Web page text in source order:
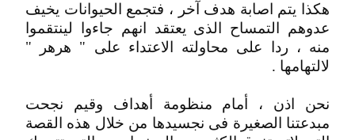
هكذا يتم اصابة هدف آخر ، فتجمع الحيوانات يخيف
عدوهم التمساح الذى يعتقد انهم جاءوا لينتقموا
منه ، ردا على محاولته الاعتداء على " هرهر "
لالتهامها .
نحن اذن ، أمام منظومة أهداف وقيم نجحت
مبدعتنا الصغيرة فى نجسيدها من خلال هذه القصة